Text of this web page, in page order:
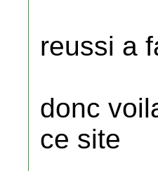
reussi a
donc
ce site